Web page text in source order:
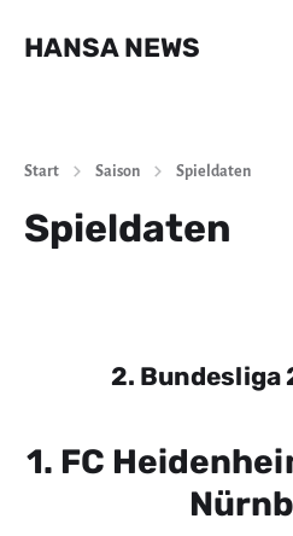
HANSA NEWS
Start Saison Spieldaten
Spieldaten
2.
1. FC